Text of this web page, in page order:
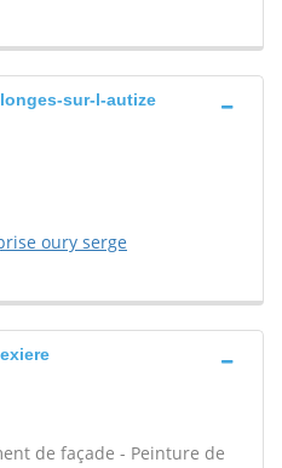
sur-l-autize
oury serge
de façade - Peinture de